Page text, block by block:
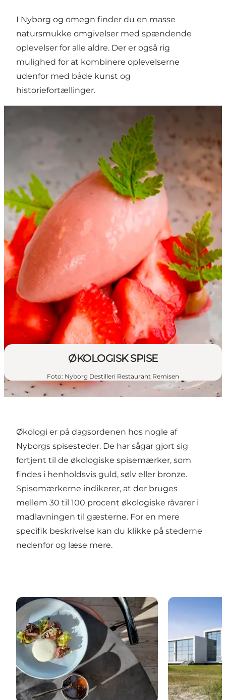
I Nyborg og omegn finder du en masse
natursmukke omgivelser med spændende
oplevelser for alle aldre. Der er også rig
mulighed for at kombinere oplevelserne
udenfor med både kunst og
historiefortællinger.
ØKOLOGISK SPISE
Foto: Nyborg Destilleri Restaurant Remisen
Økologi er på dagsordenen hos nogle af
Nyborgs spisesteder. De har sågar gjort sig
fortjent til de økologiske spisemærker, som
findes i henholdsvis guld, sølv eller bronze.
Spisemærkerne indikerer, at der bruges
mellem 30 til 100 procent økologiske råvarer i
madlavningen til gæsterne. For en mere
specifik beskrivelse kan du klikke på stederne
nedenfor og læse mere.
Restaurant Remisen Storebælt